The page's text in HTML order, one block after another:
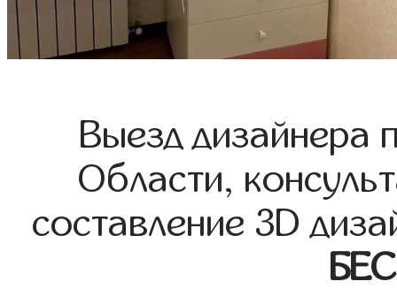
Выезд дизайнера
Области,
составление 3D